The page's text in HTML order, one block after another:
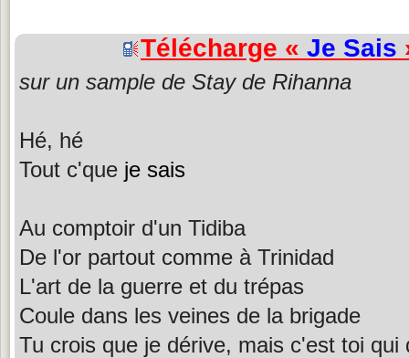
Télécharge « Je Sais
sur un sample de Stay de Rihanna
Hé, hé
Tout c'que je sais
Au comptoir d'un Tidiba
De l'or partout comme à Trinidad
L'art de la guerre et du trépas
Coule dans les veines de la brigade
Tu crois que je dérive, mais c'est toi qui